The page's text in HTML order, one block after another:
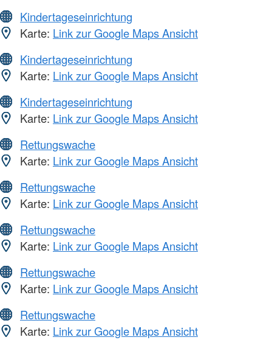
Kindertageseinrichtung
Karte: Link zur Google Maps Ansicht
Kindertageseinrichtung
Karte: Link zur Google Maps Ansicht
Kindertageseinrichtung
Karte: Link zur Google Maps Ansicht
Rettungswache
Karte: Link zur Google Maps Ansicht
Rettungswache
Karte: Link zur Google Maps Ansicht
Rettungswache
Karte: Link zur Google Maps Ansicht
Rettungswache
Karte: Link zur Google Maps Ansicht
Rettungswache
Karte: Link zur Google Maps Ansicht